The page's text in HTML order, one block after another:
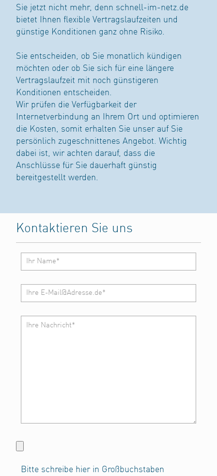
Sie jetzt nicht mehr, denn schnell-im-netz.de
bietet Ihnen flexible Vertragslaufzeiten und
günstige Konditionen ganz ohne Risiko.
Sie entscheiden, ob Sie monatlich kündigen
möchten oder ob Sie sich für eine längere
Vertragslaufzeit mit noch günstigeren
Konditionen entscheiden.
Wir prüfen die Verfügbarkeit der
Internetverbindung an Ihrem Ort und optimieren
die Kosten, somit erhalten Sie unser auf Sie
persönlich zugeschnittenes Angebot. Wichtig
dabei ist, wir achten darauf, dass die
Anschlüsse für Sie dauerhaft günstig
bereitgestellt werden.
Kontaktieren Sie uns
Bitte schreibe hier in Großbuchstaben